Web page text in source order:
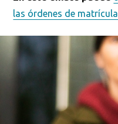
las órdenes de matrícula